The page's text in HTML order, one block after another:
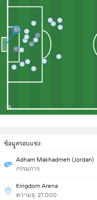
ข้อมููลรอบแข่ง
Adham Makhadmeh (Jordan)
กรรมการ
Kingdom Arena
ความจุ: 27,000